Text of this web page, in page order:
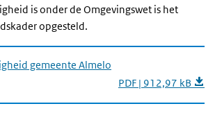
is onder de Omgevingswet is het
opgesteld.
gemeente Almelo
PDF | 912,97 kB